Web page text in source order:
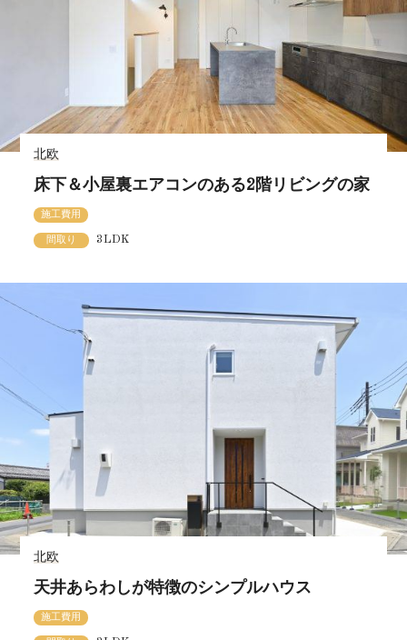
北欧
床下＆小屋裏エアコンのある2階リビングの家
施工費用
間取り 3LDK
北欧
天井あらわしが特徴のシンプルハウス
施工費用